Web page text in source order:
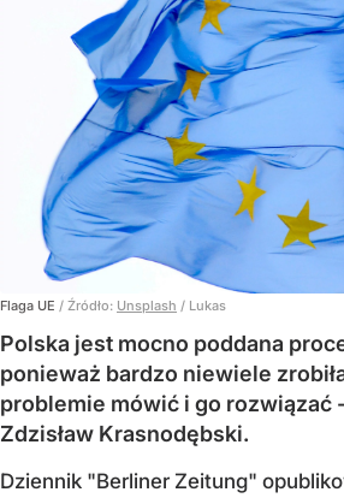
Flaga UE / Źródło: Unsplash / Lukas
Polska jest mocno poddana
ponieważ bardzo niewiele
problemie mówić i go rozwiązać
Zdzisław Krasnodębski.
Dziennik "Berliner Zeitung"